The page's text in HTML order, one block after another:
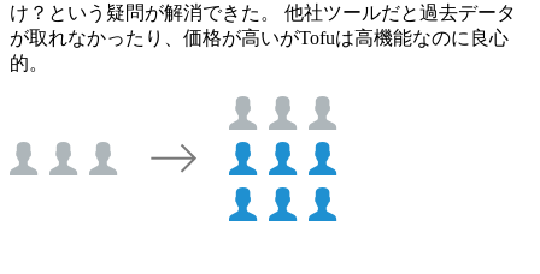
け？という疑問が解消できた。 他社ツールだと過去データ
が取れなかったり、価格が高いがTofuは高機能なのに良心
的。